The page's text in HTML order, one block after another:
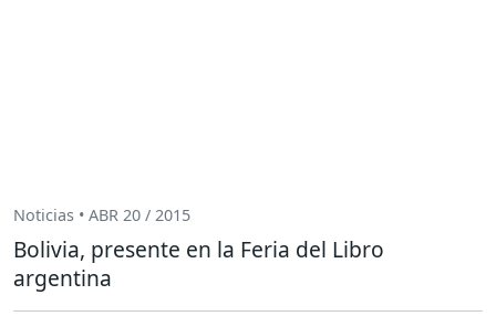
Noticias • ABR 20 / 2015
Bolivia, presente en la Feria del Libro
argentina